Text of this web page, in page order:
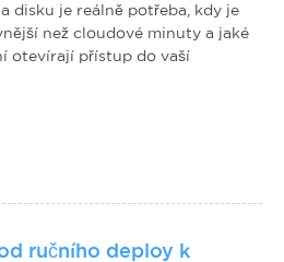
disku je reálně potřeba, kdy je
než cloudové minuty a jaké
otevírají přístup do vaší
ručního deploy k